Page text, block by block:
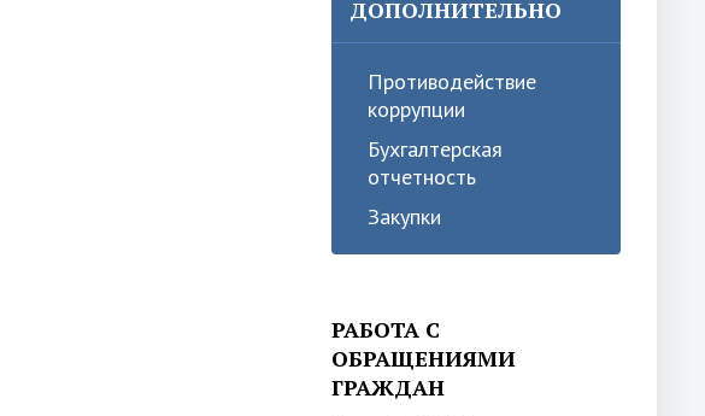
ДОПОЛНИТЕЛЬНО
Противодействие
коррупции
Бухгалтерская
отчетность
Закупки
РАБОТА С
ОБРАЩЕНИЯМИ
ГРАЖДАН